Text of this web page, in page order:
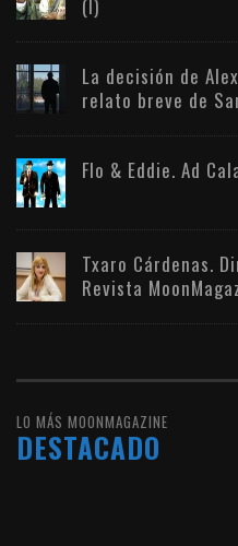
(I)
La decisión de
relato breve de
Flo & Eddie. Ad
Txaro Cárdenas.
Revista
LO MÁS MOONMAGAZINE
DESTACADO